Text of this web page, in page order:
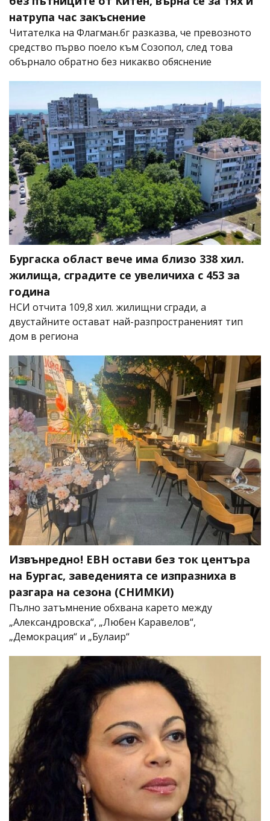
натрупа час закъснение
Читателка на Флагман.бг разказва, че превозното
средство първо поело към Созопол, след това
обърнало обратно без никакво обяснение
Бургаска област вече има близо 338 хил.
жилища, сградите се увеличиха с 453 за
година
НСИ отчита 109,8 хил. жилищни сгради, а
двустайните остават най-разпространеният тип
дом в региона
Извънредно! ЕВН остави без ток центъра
на Бургас, заведенията се изпразниха в
разгара на сезона (СНИМКИ)
Пълно затъмнение обхвана карето между
„Александровска“, „Любен Каравелов“,
„Демокрация“ и „Булаир“